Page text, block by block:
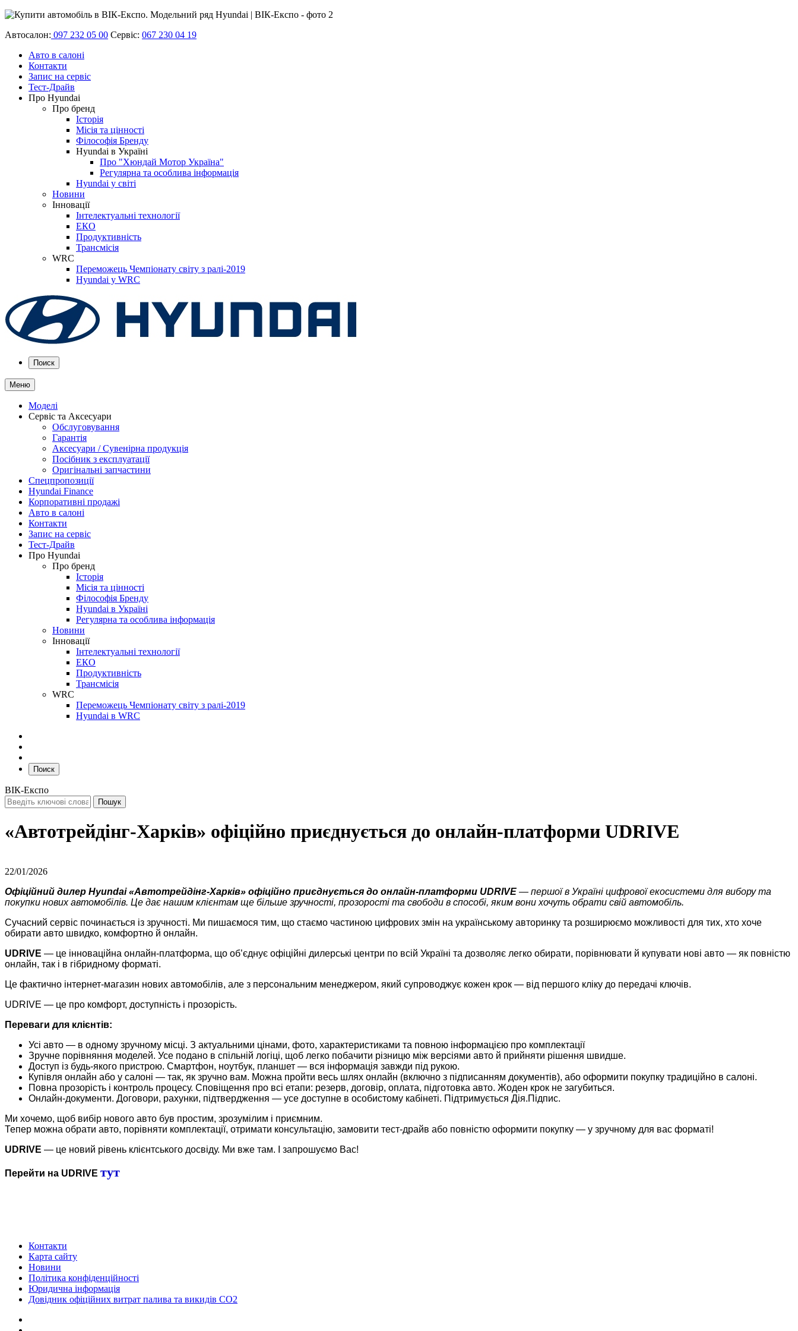
Автосалон: 097 232 05 00 Сервіс: 067 230 04 19
Авто в салоні
Контакти
Запис на сервіс
Тест-Драйв
Про Hyundai
Про бренд
Історія
Місія та цінності
Філософія Бренду
Hyundai в Україні
Про "Хюндай Мотор Україна"
Регулярна та особлива інформація
Hyundai у світі
Новини
Інновації
Інтелектуальні технології
ЕКО
Продуктивність
Трансмісія
WRC
Переможець Чемпіонату світу з ралі-2019
Hyundai у WRC
Поиск
Меню
Моделі
Сервіс та Аксесуари
Обслуговування
Гарантія
Аксесуари / Сувенірна продукція
Посібник з експлуатації
Оригінальні запчастини
Спецпропозиції
Hyundai Finance
Корпоративні продажі
Авто в салоні
Контакти
Запис на сервіс
Тест-Драйв
Про Hyundai
Про бренд
Історія
Місія та цінності
Філософія Бренду
Hyundai в Україні
Регулярна та особлива інформація
Новини
Інновації
Інтелектуальні технології
ЕКО
Продуктивність
Трансмісія
WRC
Переможець Чемпіонату світу з ралі-2019
Hyundai в WRC
Поиск
ВІК-Експо
«Автотрейдінг-Харків» офіційно приєднується до онлайн-платформи UDRIVE
22/01/2026
Офіційний дилер Hyundai «Автотрейдінг-Харків» офіційно приєднується до онлайн-платформи UDRIVE — першої в Україні цифрової екосистеми для вибору та
покупки нових автомобілів. Це дає нашим клієнтам ще більше зручності, прозорості та свободи в способі, яким вони хочуть обрати свій автомобіль.
Сучасний сервіс починається із зручності. Ми пишаємося тим, що стаємо частиною цифрових змін на українському авторинку та розширюємо можливості для тих, хто хоче
обирати авто швидко, комфортно й онлайн.
UDRIVE — це інноваційна онлайн-платформа, що об’єднує офіційні дилерські центри по всій Україні та дозволяє легко обирати, порівнювати й купувати нові авто — як повністю
онлайн, так і в гібридному форматі.
Це фактично інтернет-магазин нових автомобілів, але з персональним менеджером, який супроводжує кожен крок — від першого кліку до передачі ключів.
UDRIVE — це про комфорт, доступність і прозорість.
Переваги для клієнтів:
Усі авто — в одному зручному місці. З актуальними цінами, фото, характеристиками та повною інформацією про комплектації
Зручне порівняння моделей. Усе подано в спільній логіці, щоб легко побачити різницю між версіями авто й прийняти рішення швидше.
Доступ із будь-якого пристрою. Смартфон, ноутбук, планшет — вся інформація завжди під рукою.
Купівля онлайн або у салоні — так, як зручно вам. Можна пройти весь шлях онлайн (включно з підписанням документів), або оформити покупку традиційно в салоні.
Повна прозорість і контроль процесу. Сповіщення про всі етапи: резерв, договір, оплата, підготовка авто. Жоден крок не загубиться.
Онлайн-документи. Договори, рахунки, підтвердження — усе доступне в особистому кабінеті. Підтримується Дія.Підпис.
Ми хочемо, щоб вибір нового авто був простим, зрозумілим і приємним.
Тепер можна обрати авто, порівняти комплектації, отримати консультацію, замовити тест-драйв або повністю оформити покупку — у зручному для вас форматі!
UDRIVE — це новий рівень клієнтського досвіду. Ми вже там. І запрошуємо Вас!
Перейти на UDRIVE тут
Контакти
Карта сайту
Новини
Політика конфіденційності
Юридична інформація
Довідник офіційних витрат палива та викидів СО2